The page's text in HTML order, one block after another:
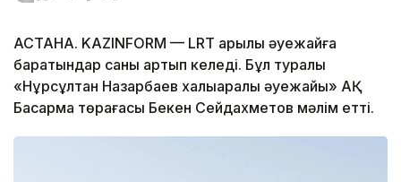
АСТАНА. KAZINFORM — LRT арқылы әуежайға
баратындар саны артып келеді. Бұл туралы
«Нұрсұлтан Назарбаев халықаралық әуежайы» АҚ
Басқарма төрағасы Бекен Сейдахметов мәлім етті.